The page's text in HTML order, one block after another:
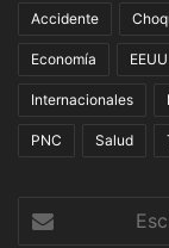
Accidente
Economía EEUU
Internacionales
PNC Salud